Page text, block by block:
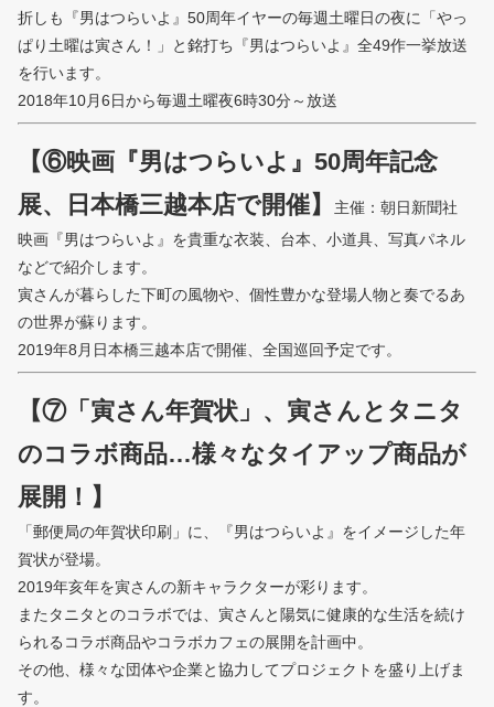
折しも『男はつらいよ』50周年イヤーの毎週土曜日の夜に「やっ
ぱり土曜は寅さん！」と銘打ち『男はつらいよ』全49作一挙放送
を行います。
2018年10月6日から毎週土曜夜6時30分～放送
【⑥映画『男はつらいよ』50周年記念
展、日本橋三越本店で開催】
主催：朝日新聞社
映画『男はつらいよ』を貴重な衣装、台本、小道具、写真パネル
などで紹介します。
寅さんが暮らした下町の風物や、個性豊かな登場人物と奏でるあ
の世界が蘇ります。
2019年8月日本橋三越本店で開催、全国巡回予定です。
【⑦「寅さん年賀状」、寅さんとタニタ
のコラボ商品…様々なタイアップ商品が
展開！】
「郵便局の年賀状印刷」に、『男はつらいよ』をイメージした年
賀状が登場。
2019年亥年を寅さんの新キャラクターが彩ります。
またタニタとのコラボでは、寅さんと陽気に健康的な生活を続け
られるコラボ商品やコラボカフェの展開を計画中。
その他、様々な団体や企業と協力してプロジェクトを盛り上げま
す。